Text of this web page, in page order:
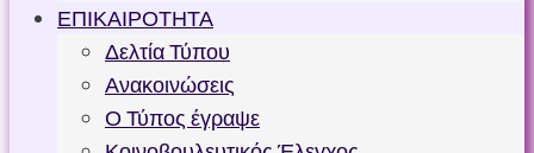
ΕΠΙΚΑΙΡΟΤΗΤΑ
Δελτία Τύπου
Ανακοινώσεις
Ο Τύπος έγραψε